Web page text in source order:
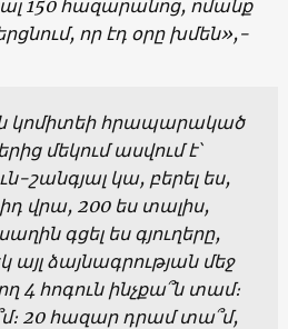
150 հազարանոց, ոմանք
որ էդ օրը խմեն»,-
կոմիտեի հրապարակած
մեկում ասվում է՝
շանգյալ կա, բերել ես,
վրա, 200 ես տալիս,
գցել ես գյուղերը,
այլ ձայնագրության մեջ
4 հոգուն ինչքա՞ն տամ։
20 հազար դրամ տա՞մ,